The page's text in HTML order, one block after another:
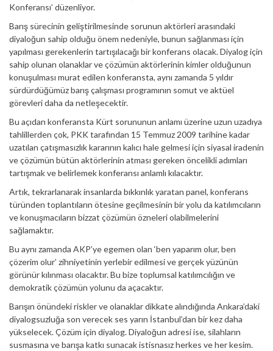
Konferansı’ düzenliyor.
Barış sürecinin geliştirilmesinde sorunun aktörleri arasındaki
diyaloğun sahip olduğu önem nedeniyle, bunun sağlanması için
yapılması gerekenlerin tartışılacağı bir konferans olacak. Diyalog için
sahip olunan olanaklar ve çözümün aktörlerinin kimler olduğunun
konuşulması murat edilen konferansta, aynı zamanda 5 yıldır
sürdürdüğümüz barış çalışması programının somut ve aktüel
görevleri daha da netleşecektir.
Bu açıdan konferansta Kürt sorununun anlamı üzerine uzun uzadıya
tahlillerden çok, PKK tarafından 15 Temmuz 2009 tarihine kadar
uzatılan çatışmasızlık kararının kalıcı hale gelmesi için siyasal iradenin
ve çözümün bütün aktörlerinin atması gereken öncelikli adımları
tartışmak ve belirlemek konferansı anlamlı kılacaktır.
Artık, tekrarlanarak insanlarda bıkkınlık yaratan panel, konferans
türünden toplantıların ötesine geçilmesinin bir yolu da katılımcıların
ve konuşmacıların bizzat çözümün özneleri olabilmelerini
sağlamaktır.
Bu aynı zamanda AKP’ye egemen olan ‘ben yaparım olur, ben
çözerim olur’ zihniyetinin yerlebir edilmesi ve gerçek yüzünün
görünür kılınması olacaktır. Bu bize toplumsal katılımcılığın ve
demokratik çözümün yolunu da açacaktır.
Barışın önündeki riskler ve olanaklar dikkate alındığında Ankara’daki
diyalogsuzluğa son verecek ses yarın İstanbul’dan bir kez daha
yükselecek. Çözüm için diyalog. Diyaloğun adresi ise, silahların
susmasına ve barışa katkı sunacak istisnasız herkes ve her kesim.